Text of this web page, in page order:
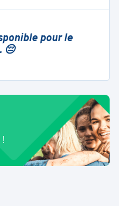
pour le
😔
!